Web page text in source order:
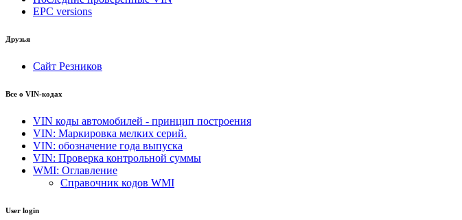
EPC versions
Друзья
Сайт Резников
Все о VIN-кодах
VIN коды автомобилей - принцип построения
VIN: Маркировка мелких серий.
VIN: обозначение года выпуска
VIN: Проверка контрольной суммы
WMI: Оглавление
Справочник кодов WMI
User login